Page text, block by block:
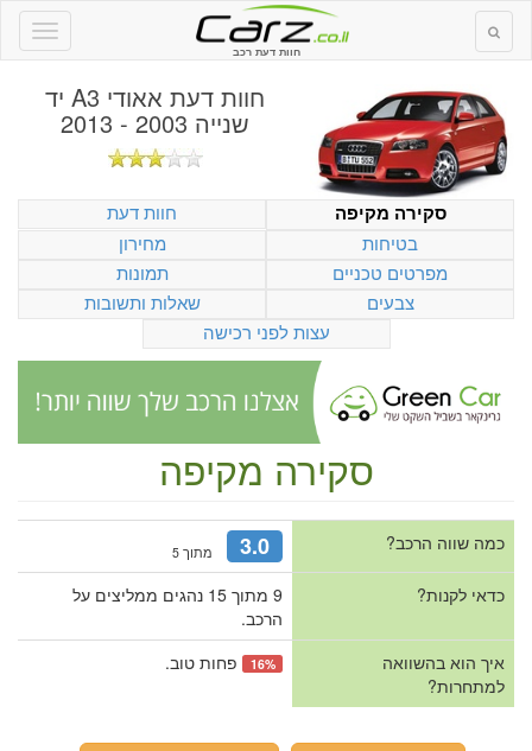
חוות דעת רכב
חוות דעת אאודי A3 יד
שנייה 2003 - 2013
סקירה מקיפה
חוות דעת
בטיחות
מחירון
מפרטים טכניים
תמונות
צבעים
שאלות ותשובות
עצות לפני רכישה
סקירה מקיפה
כמה שווה הרכב? 3.0 מתוך 5
כדאי לקנות?
9 מתוך 15 נהגים ממליצים על
הרכב.
איך הוא בהשוואה
למתחרות?
16% פחות טוב.